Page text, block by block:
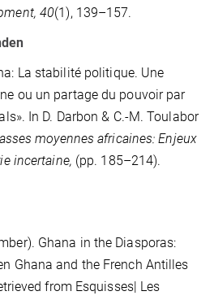
40(1), 139–157.
La stabilité politique. Une
ou un partage du pouvoir par
In D. Darbon & C.-M. Toulabor
moyennes africaines: Enjeux
incertaine, (pp. 185–214).
Ghana in the Diasporas:
Ghana and the French Antilles
from Esquisses| Les